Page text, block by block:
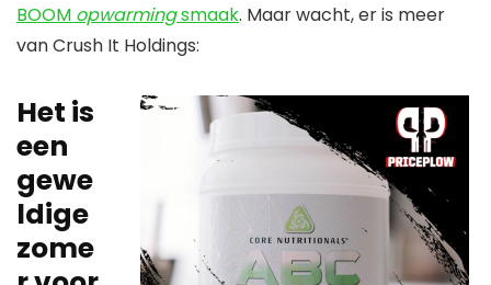
BOOM opwarmingsmaak. Maar wacht, er is meer
van Crush It Holdings:
Het is
een
gewe
ldige
zome